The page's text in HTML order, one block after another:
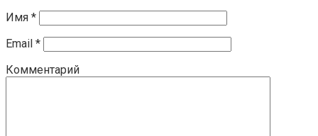
Имя *
Email *
Комментарий